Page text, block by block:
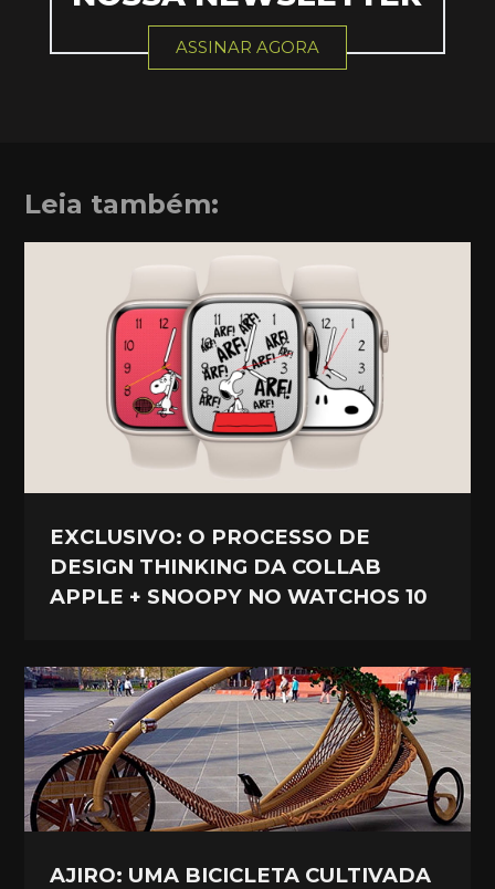
ASSINAR AGORA
Leia também:
EXCLUSIVO: O PROCESSO DE
DESIGN THINKING DA COLLAB
APPLE + SNOOPY NO WATCHOS 10
AJIRO: UMA BICICLETA CULTIVADA